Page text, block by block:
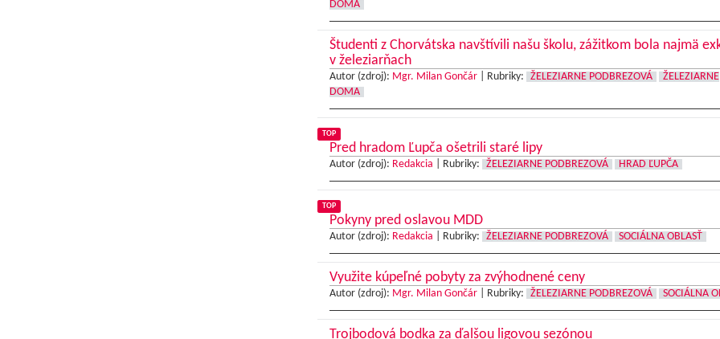
DOMA
Študenti z Chorvátska navštívili našu školu, zážitkom bola najmä
v železiarňach
Autor (zdroj): Mgr. Milan Gončár| Rubriky: ŽELEZIARNE PODBREZOVÁ
ŽELEZIARNE
DOMA
TOP
Pred hradom Ľupča ošetrili staré lipy
Autor (zdroj): Redakcia Rubriky: ŽELEZIARNE PODBREZOVÁ HRAD ĽUPČA
TOP
Pokyny pred oslavou MDD
Autor (zdroj): Redakcia Rubriky: ŽELEZIARNE PODBREZOVÁ SOCIÁLNA OBLASŤ
Využite kúpeľné pobyty za zvýhodnené ceny
Autor (zdroj): Mgr. Milan Gončár| Rubriky: ŽELEZIARNE PODBREZOVÁ SOCIÁLNA
Trojbodová bodka za ďalšou ligovou sezónou